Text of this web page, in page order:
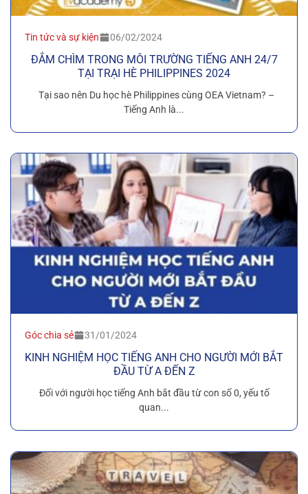
Tin tức và sự kiện 06/02/2024
ĐẮM CHÌM TRONG MÔI TRƯỜNG TIẾNG ANH 24/7
TẠI TRẠI HÈ PHILIPPINES 2024
Tại sao nên Du học hè Philippines cùng OEA Vietnam? –
Tiếng Anh là...
Góc chia sẻ 31/01/2024
KINH NGHIỆM HỌC TIẾNG ANH CHO NGƯỜI MỚI BẮT
ĐẦU TỪ A ĐẾN Z
Đối với người học tiếng Anh bắt đầu từ con số 0, yếu tố
quan...